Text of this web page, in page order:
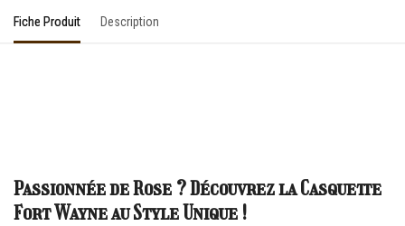
Fiche Produit Description
Passionnée de Rose ? Découvrez la Casquette
Fort Wayne au Style Unique !